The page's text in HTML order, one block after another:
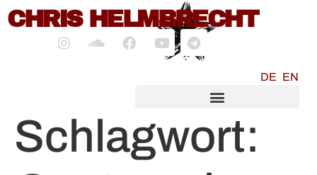
springen
CHRIS HELMBRECHT
DE EN
Schlagwort: